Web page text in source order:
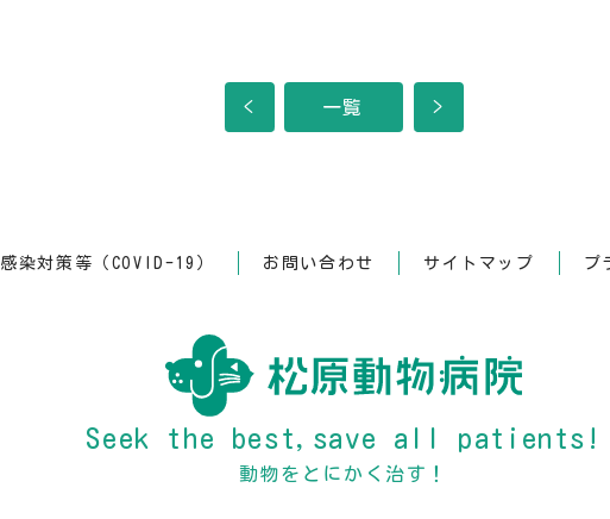
< 一覧 >
感染対策等（COVID-19） お問い合わせ サイトマップ プ
Seek the best,save all patients!
動物をとにかく治す！